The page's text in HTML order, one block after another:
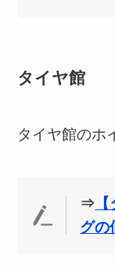
タイヤ館
タイヤ館のホ
⇒
グの